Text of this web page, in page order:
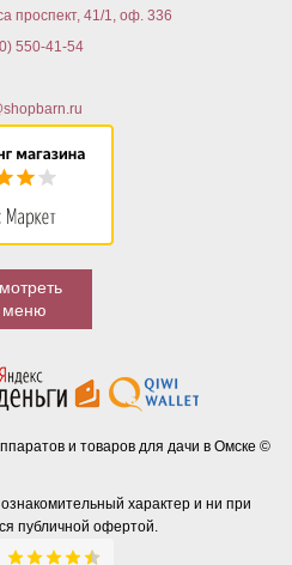
проспект, 41/1, оф. 336
550-41-54
меню
и товаров для дачи в Омске ©
характер и ни при
публичной офертой.